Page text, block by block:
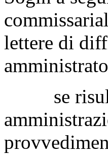
lettere di
se risulti,